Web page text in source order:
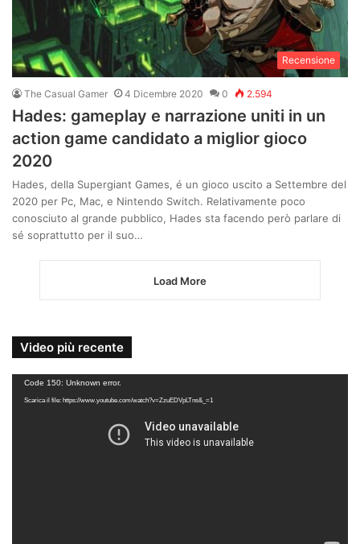
Recensione
The Casual Gamer 4 Dicembre 2020 0 2.594
Hades: gameplay e narrazione uniti in un
action game candidato a miglior gioco
2020
Hades, della Supergiant Games, é un gioco uscito a Settembre del
2020 per Pc, Mac, e Nintendo Switch. Relativamente poco
conosciuto al grande pubblico, Hades sta facendo però parlare di
sé soprattutto per il suo…
Load More
Video più recente
Video
Player
Code 150: Unknown error.
Scarica il file: https://www.youtube.com/watch?v=ZzuEDVpLTns&_=1